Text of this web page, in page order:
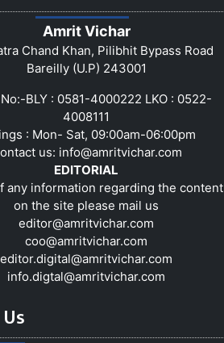
Amrit Vichar
Chand Khan, Pilibhit Bypass Road
Bareilly (U.P) 243001
BLY : 0581-4000222 LKO : 0522-
4008111
: Mon- Sat, 09:00am-06:00pm
us: info@amritvichar.com
EDITORIAL
any information regarding the content
on the site please mail us
editor@amritvichar.com
coo@amritvichar.com
editor.digital@amritvichar.com
info.digtal@amritvichar.com